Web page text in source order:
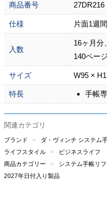
商品番号 27DR216
仕様 片面1週
入数
16ヶ月分
140ペー
サイズ W95 ×
特長 手帳
関連カテゴリ
ブランド
ダ・ヴィンチ システム
ライフスタイル
ビジネスライフ
商品カテゴリー
システム手帳リ
2027年日付入り製品